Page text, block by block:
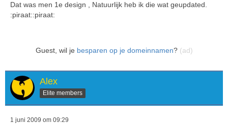
Dat was men 1e design , Natuurlijk heb ik die wat geupdated.
:piraat::piraat:
Guest, wil je besparen op je domeinnamen? (ad)
Alex
Elite members
1 juni 2009 om 09:29